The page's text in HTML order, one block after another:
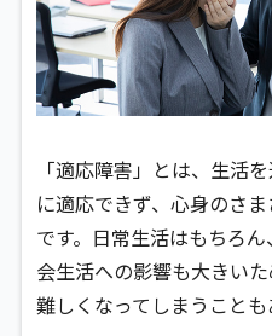
「適応障害」とは、生活
に適応できず、心身のさ
です。日常生活はもちろ
会生活への影響も大きい
難しくなってしまうことも